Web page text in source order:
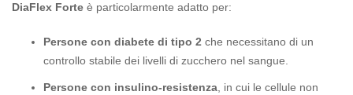
DiaFlex Forte è particolarmente adatto per:
Persone con diabete di tipo 2 che necessitano di un
controllo stabile dei livelli di zucchero nel sangue.
Persone con insulino-resistenza, in cui le cellule non